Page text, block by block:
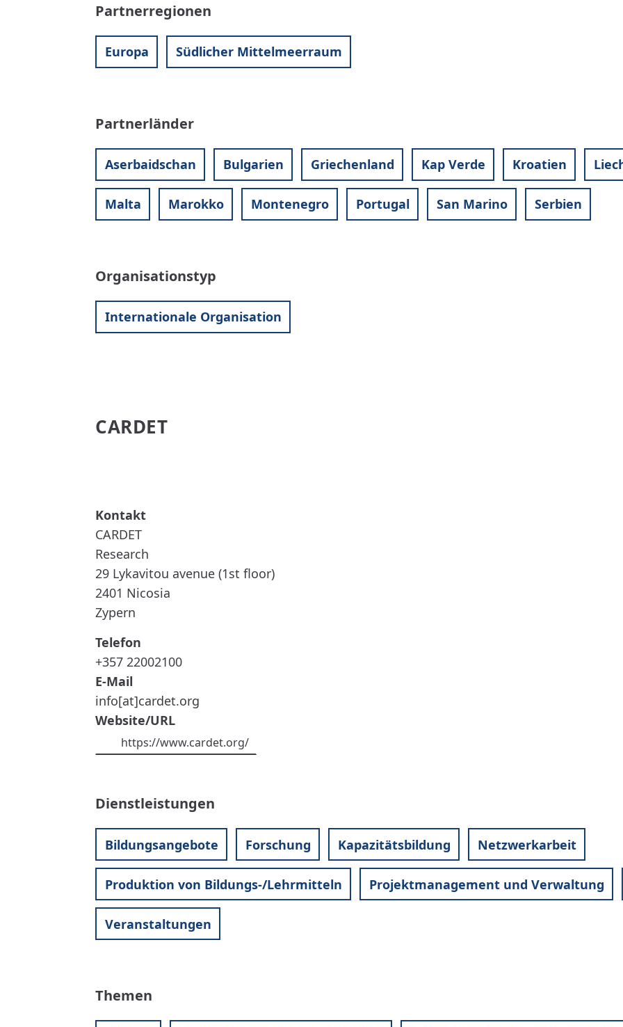
Partnerregionen
Europa Südlicher Mittelmeerraum
Partnerländer
Aserbaidschan Bulgarien Griechenland Kap Verde Kroatien
Malta Marokko Montenegro Portugal San Marino Serbien
Organisationstyp
Internationale Organisation
CARDET
CARDET
Research
29 Lykavitou avenue (1st floor)
2401 Nicosia
Zypern
Telefon
+357 22002100
E-Mail
info[at]cardet.org
Website/URL
https://www.cardet.org/
Dienstleistungen
Bildungsangebote Forschung Kapazitätsbildung Netzwerkarbeit
Produktion von Bildungs-/Lehrmitteln Projektmanagement und Verwaltung
Veranstaltungen
Themen